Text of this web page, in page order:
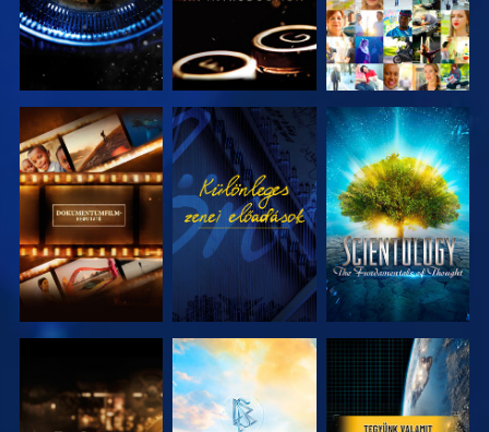
A SOROZAT
RÉSZEI
MŰSORNÉZÉS
A SOROZAT
RÉSZEI
A SOROZAT
RÉSZEI
A SOROZAT
RÉSZEI
MŰSORNÉZÉS